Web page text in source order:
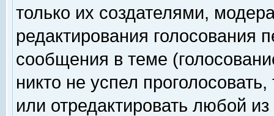
только их создателями,
редактирования голосования
сообщения в теме
никто не успел
или отредактировать любой